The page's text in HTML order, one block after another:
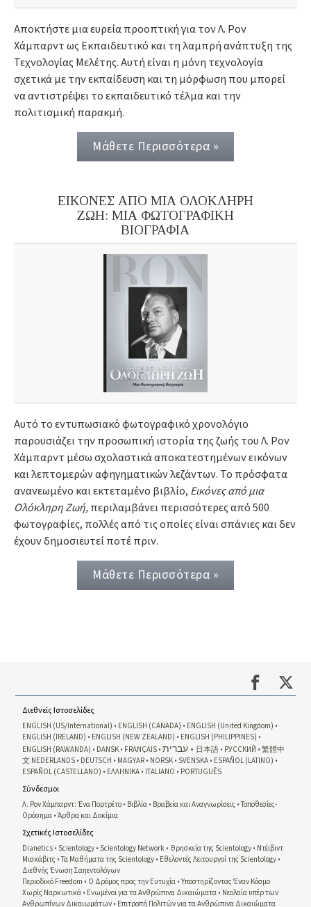
Αποκτήστε μια ευρεία προοπτική για τον Λ. Ρον
Χάμπαρντ ως Εκπαιδευτικό και τη λαμπρή ανάπτυξη της
Τεχνολογίας Μελέτης. Αυτή είναι η μόνη τεχνολογία
σχετικά με την εκπαίδευση και τη μόρφωση που μπορεί
να αντιστρέψει το εκπαιδευτικό τέλμα και την
πολιτισμική παρακμή.
Μάθετε Περισσότερα »
ΕΙΚΟΝΕΣ ΑΠΟ ΜΙΑ ΟΛΟΚΛΗΡΗ
ΖΩΗ: ΜΙΑ ΦΩΤΟΓΡΑΦΙΚΗ
ΒΙΟΓΡΑΦΙΑ
Αυτό το εντυπωσιακό φωτογραφικό χρονολόγιο
παρουσιάζει την προσωπική ιστορία της ζωής του Λ. Ρον
Χάμπαρντ μέσω σχολαστικά αποκατεστημένων εικόνων
και λεπτομερών αφηγηματικών λεζάντων. Το πρόσφατα
ανανεωμένο και εκτεταμένο βιβλίο, Εικόνες από μια
Ολόκληρη Ζωή,περιλαμβάνει περισσότερες από 500
φωτογραφίες, πολλές από τις οποίες είναι σπάνιες και δεν
έχουν δημοσιευτεί ποτέ πριν.
Μάθετε Περισσότερα »
Διεθνείς Ιστοσελίδες
ENGLISH (US/International) ENGLISH (CANADA)
ENGLISH (United Kingdom)
ENGLISH (IRELAND)
ENGLISH (NEW ZEALAND)
ENGLISH (PHILIPPINES)
ENGLISH (RAWANDA)
DANSK FRANÇAIS עברית 日本語 РУССКИЙ
繁體中
文 NEDERLANDS DEUTSCH MAGYAR NORSK SVENSKA ESPAÑOL (LATINO)
ESPAÑOL (CASTELLANO)
ΕΛΛΗΝΙΚA ITALIANO PORTUGUÊS
Σύνδεσμοι
Λ. Ρον Χάμπαρντ: Ένα Πορτρέτο Βιβλία Βραβεία και Αναγνωρίσεις
Τοποθεσίες-
Ορόσημα Άρθρα και Δοκίμια
Σχετικές Ιστοσελίδες
Dianetics Scientology Scientology Network Θρησκεία της Scientology Ντέιβιντ
Μισκάβιτς
Τα Μαθήματα της Scientology Εθελοντές Λειτουργοί της Scientology
Διεθνής Ένωση Σαηεντολόγων
Περιοδικό Freedom
Ο Δρόμος προς την Ευτυχία Υποστηρίζοντας Έναν Κόσμο
Χωρίς Ναρκωτικά Ενωμένοι για τα Ανθρώπινα Δικαιώματα Νεολαία υπέρ των
Ανθρωπίνων Δικαιωμάτων Επιτροπή Πολιτών για τα Ανθρώπινα Δικαιώματα